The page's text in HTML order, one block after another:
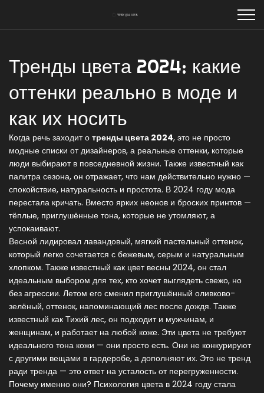
Тренды цвета 2024: какие
оттенки реально в моде и
как их носить
Когда речь заходит о тренды цвета 2024, это не просто
модные списки от дизайнеров, а реальные оттенки, которые
люди выбирают в повседневной жизни. Также известный как
палитра сезона, он отражает, что нам действительно нужно —
спокойствие, натуральность и простота. В 2024 году мода
перестала кричать. Вместо ярких неонов и броских принтов —
тёплые, приглушённые тона, которые не утомляют, а
успокаивают.
Весной лидировал лавандовый, мягкий пастельный оттенок,
который легко сочетается с бежевым, серым и натуральным
хлопком. Также известный как цвет весны 2024, он стал
идеальным выбором для тех, кто хочет выглядеть свежо, но
без агрессии. Летом его сменил приглушённый оливково-
зелёный, оттенок, напоминающий лес после дождя. Также
известный как Тихий лес, он подходит и мужчинам, и
женщинам, и работает на любой коже. Эти цвета не требуют
идеального тона кожи — они просто есть. Они не конкурируют
с другими вещами в гардеробе, а дополняют их. Это не тренд
ради тренда — это ответ на усталость от перегруженности.
Почему именно они? Психология цвета в 2024 году стала